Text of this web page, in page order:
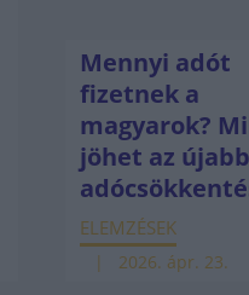
Mennyi adót
fizetnek a
magyarok?
jöhet az újabb
ELEMZÉSEK
2026. ápr. 23.